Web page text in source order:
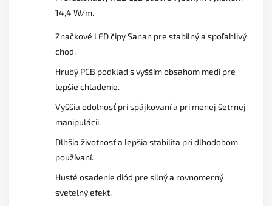
14,4 W/m.
Značkové LED čipy Sanan pre stabilný a spoľahlivý
chod.
Hrubý PCB podklad s vyšším obsahom medi pre
lepšie chladenie.
Vyššia odolnosť pri spájkovaní a pri menej šetrnej
manipulácii.
Dlhšia životnosť a lepšia stabilita pri dlhodobom
používaní.
Husté osadenie diód pre silný a rovnomerný
svetelný efekt.